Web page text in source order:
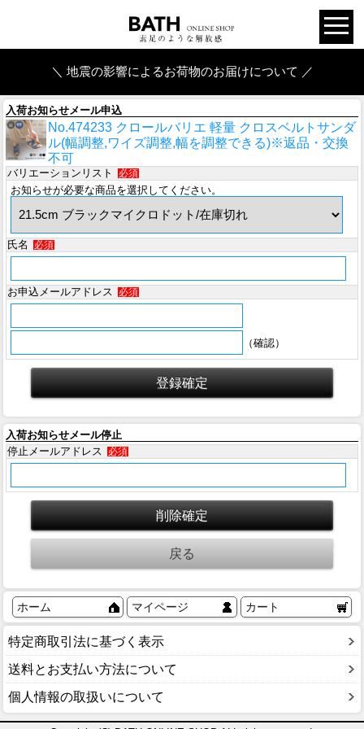
＼ 地震の影響によるお荷物のお届けについて ／
入荷お知らせメール申込
No.474233 クロールバリエ 軽量 クロスベルトサンダ
ル(幅調整,ワイズ調整,幅を調整できる)※返品・交換
不可
バリエーションリスト 必須
お知らせが必要な商品を選択してください。
氏名 必須
お申込メールアドレス 必須
（確認）
入荷お知らせメール停止
停止メールアドレス
必須
ホーム マイページ カート
特定商取引法に基づく表示
送料とお支払い方法について
個人情報の取扱いについて